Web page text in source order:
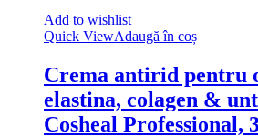
Add to wishlist
Quick ViewAdaugă în coș
Crema antirid pentru
elastina, colagen & unt
Cosheal Professional,